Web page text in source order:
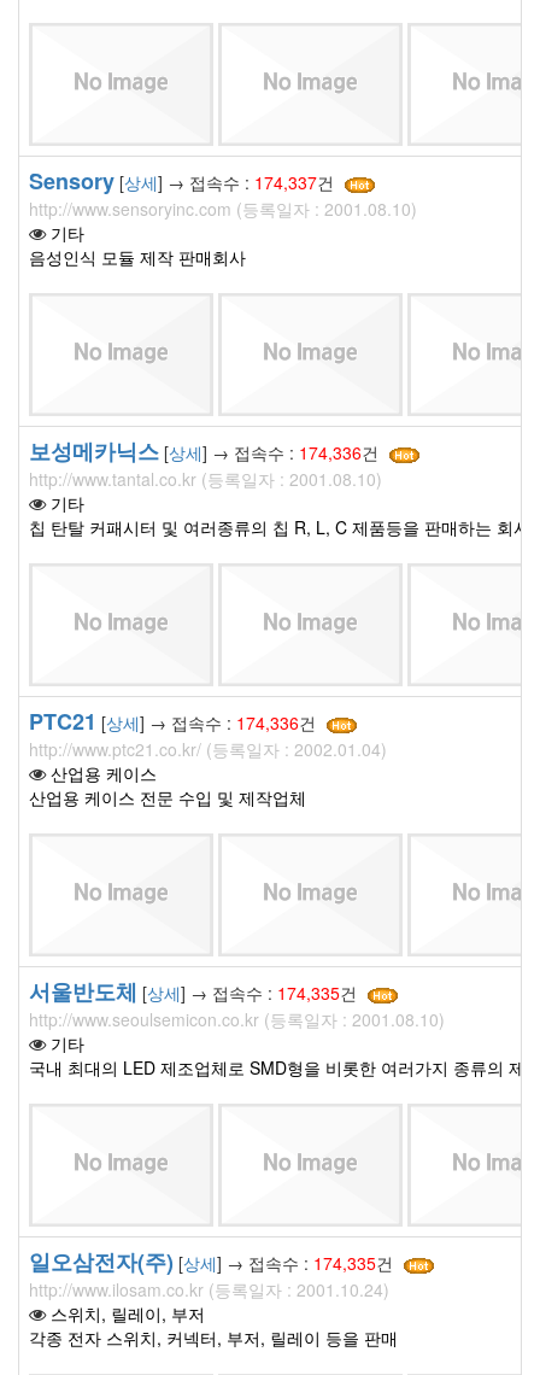
Sensory [상세] → 접속수 : 174,337건
http://www.sensoryinc.com (등록일자 : 2001.08.10)
기타
음성인식 모듈 제작 판매회사
보성메카닉스 [상세] → 접속수 : 174,336건
http://www.tantal.co.kr (등록일자 : 2001.08.10)
기타
칩 탄탈 커패시터 및 여러종류의 칩 R, L, C 제품등을 판매하는 회사
PTC21 [상세] → 접속수 : 174,336건
http://www.ptc21.co.kr/ (등록일자 : 2002.01.04)
산업용 케이스
산업용 케이스 전문 수입 및 제작업체
서울반도체 [상세] → 접속수 : 174,335건
http://www.seoulsemicon.co.kr (등록일자 : 2001.08.10)
기타
국내 최대의 LED 제조업체로 SMD형을 비롯한 여러가지 종류의 제
일오삼전자(주) [상세] → 접속수 : 174,335건
http://www.ilosam.co.kr (등록일자 : 2001.10.24)
스위치, 릴레이, 부저
각종 전자 스위치, 커넥터, 부저, 릴레이 등을 판매